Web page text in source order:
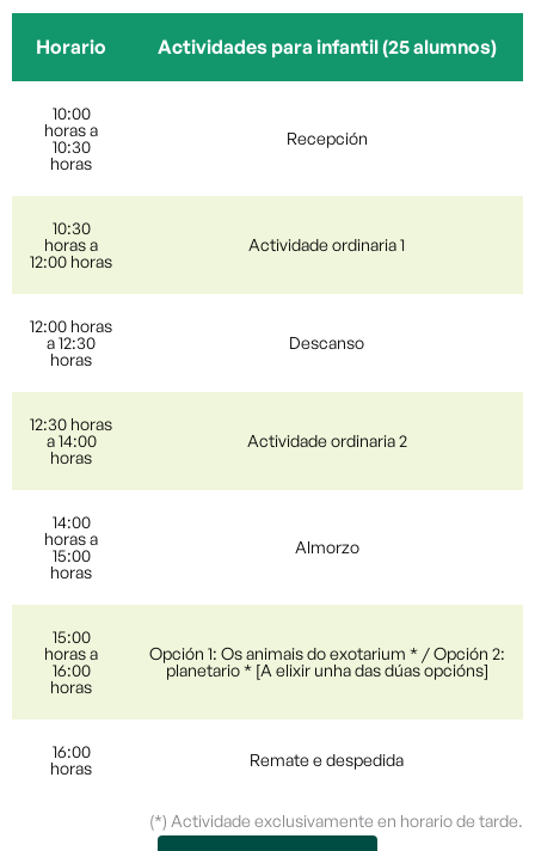
Horario Actividades para infantil (25 alumnos)
10:00
horas a
10:30
horas
Recepción
10:30
horas a
12:00 horas
Actividade ordinaria 1
12:00 horas
a 12:30
horas
Descanso
12:30 horas
a 14:00
horas
Actividade ordinaria 2
14:00
horas a
15:00
horas
Almorzo
15:00
horas a
16:00
horas
Opción 1: Os animais do exotarium * / Opción 2:
planetario * [A elixir unha das dúas opcións]
16:00
horas
Remate e despedida
(*) Actividade exclusivamente en horario de tarde.